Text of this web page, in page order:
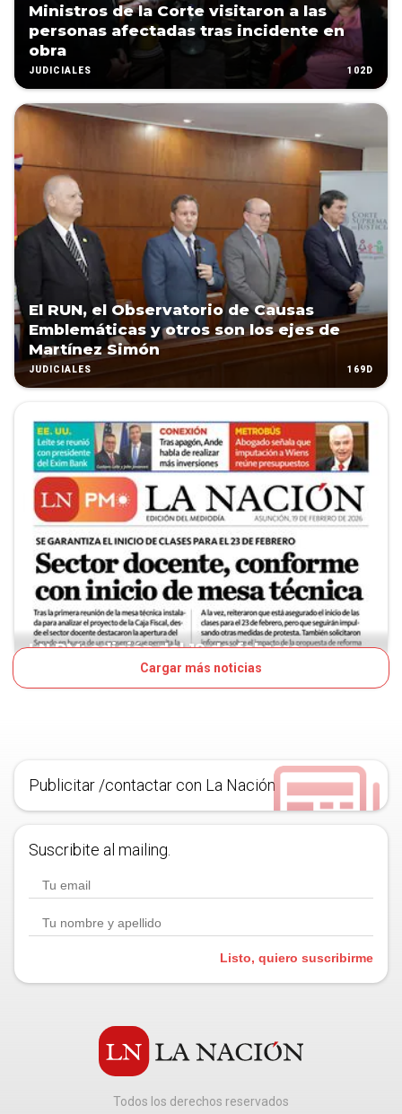
Ministros de la Corte visitaron a las
personas afectadas tras incidente en
obra
JUDICIALES 102D
El RUN, el Observatorio de Causas
Emblemáticas y otros son los ejes de
Martínez Simón
JUDICIALES 169D
LN PM: edición del 19 de febrero
Cargar más noticias
Publicitar /contactar con La Nación
Suscribite al mailing.
Listo, quiero suscribirme
Todos los derechos reservados